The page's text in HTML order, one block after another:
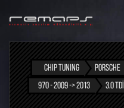
CHIP TUNING PORSCHE
970 - 2009 -> 2013
3.0 TDI